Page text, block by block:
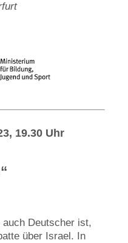
19.30 Uhr
Deutscher ist,
über Israel. In